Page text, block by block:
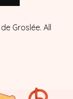
Groslée. All